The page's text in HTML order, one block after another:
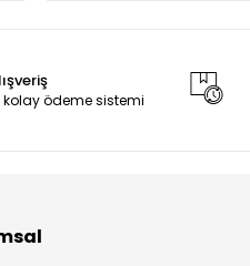
kolay ödeme sistemi